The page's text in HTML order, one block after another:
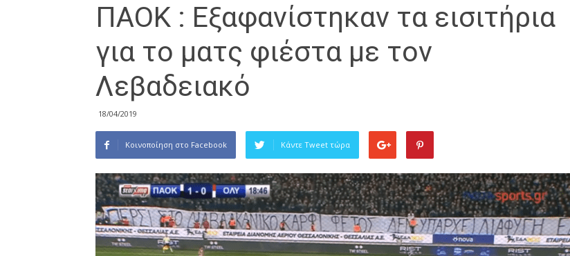
ΠΑΟΚ : Εξαφανίστηκαν τα εισιτήρια
για το ματς φιέστα με τον
Λεβαδειακό
18/04/2019
Κοινοποίηση στο Facebook Κάντε Tweet τώρα